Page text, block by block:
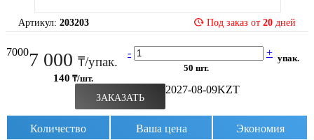
Артикул: 203203 Под заказ от 20 дней
70007 000 ₸/упак.
140 ₸/шт.
- +
50 шт.
упак.
ЗАКАЗАТЬ
2027-08-09KZT
Количество Ваша цена Экономия